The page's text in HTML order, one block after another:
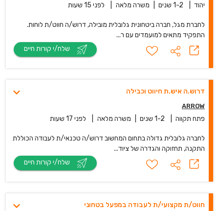
יהוד 1-2 שנים משרה מלאה לפני 15 שעות
לחברת מגל, חברה ביטחונית גלובלית מובילה, דרוש/ה חווט/ת לוחות.
התפקיד מתאים למועמדים עם ר...
דרוש.ה איש.ת חיווט וכבילה
ARROW
פתח תקווה 1-2 שנים משרה מלאה לפני 17 שעות
לחברה גלובלית גדולה בתחום המחשוב דרוש/ה טכנאי/ת לעבודה הכוללת
התקנה, תחזוקה והגדרה של ציוד...
חווט/ת מקצועי/ת לעבודה במפעל בטחוני